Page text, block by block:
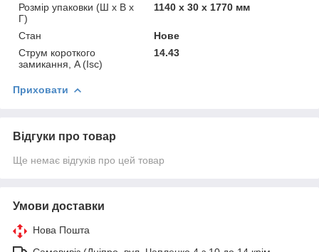
Розмір упаковки (Ш х В х
Г)
1140 x 30 x 1770 мм
Стан
Нове
Струм короткого
замикання, A (Isc)
14.43
Приховати
Відгуки про товар
Ще немає відгуків про цей товар
Умови доставки
Нова Пошта